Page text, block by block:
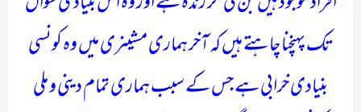
تک پہنچنا چاہتے ہیں کہ آخر ہماری مشینری میں وہ کونسی
بنیادی خرابی ہے جس کے سبب ہماری تمام دینی و ملی